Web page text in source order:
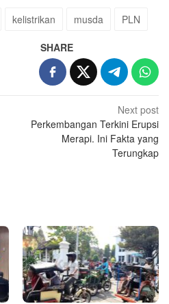
kelistrikan musda PLN
SHARE
Next post
Perkembangan Terkini Erupsi
Merapi. Ini Fakta yang
Terungkap